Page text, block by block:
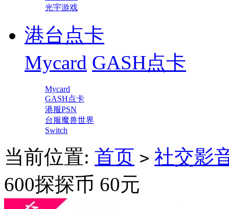
光宇游戏
港台点卡
Mycard GASH点卡
Mycard
GASH点卡
港服PSN
台服魔兽世界
Switch
当前位置: 首页 > 社交影
600探探币 60元